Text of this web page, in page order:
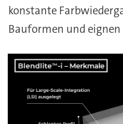
konstante
Bauformen und